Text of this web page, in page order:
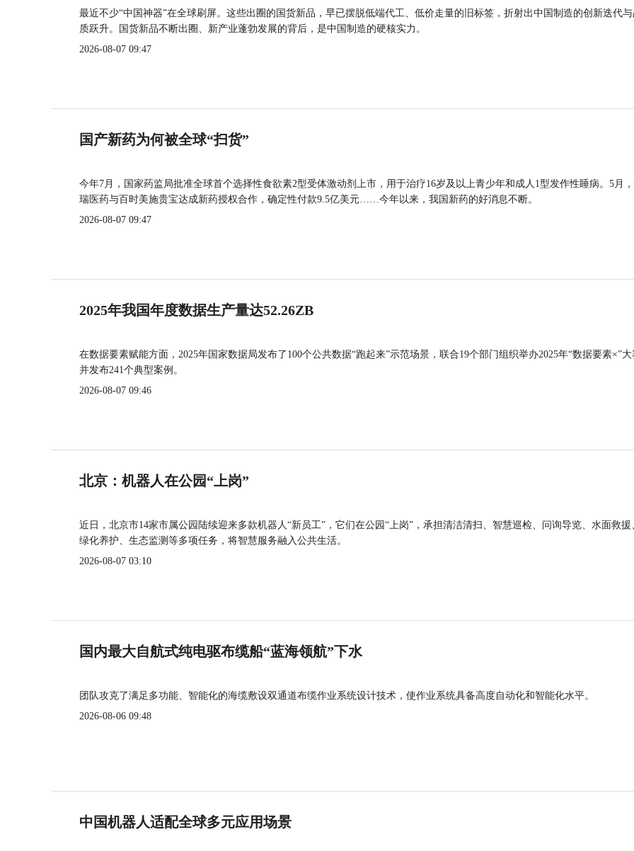
最近不少“中国神器”在全球刷屏。这些出圈的国货新品，早已摆脱低端代工、低价走量的旧标签，折射出中国制造的创新迭代
质跃升。国货新品不断出圈、新产业蓬勃发展的背后，是中国制造的硬核实力。
2026-08-07 09:47
国产新药为何被全球“扫货”
今年7月，国家药监局批准全球首个选择性食欲素2型受体激动剂上市，用于治疗16岁及以上青少年和成人1型发作性睡病。5月
瑞医药与百时美施贵宝达成新药授权合作，确定性付款9.5亿美元……今年以来，我国新药的好消息不断。
2026-08-07 09:47
2025年我国年度数据生产量达52.26ZB
在数据要素赋能方面，2025年国家数据局发布了100个公共数据“跑起来”示范场景，联合19个部门组织举办2025年“数据要素×”大
并发布241个典型案例。
2026-08-07 09:46
北京：机器人在公园“上岗”
近日，北京市14家市属公园陆续迎来多款机器人“新员工”，它们在公园“上岗”，承担清洁清扫、智慧巡检、问询导览、水面救援
绿化养护、生态监测等多项任务，将智慧服务融入公共生活。
2026-08-07 03:10
国内最大自航式纯电驱布缆船“蓝海领航”下水
团队攻克了满足多功能、智能化的海缆敷设双通道布缆作业系统设计技术，使作业系统具备高度自动化和智能化水平。
2026-08-06 09:48
中国机器人适配全球多元应用场景